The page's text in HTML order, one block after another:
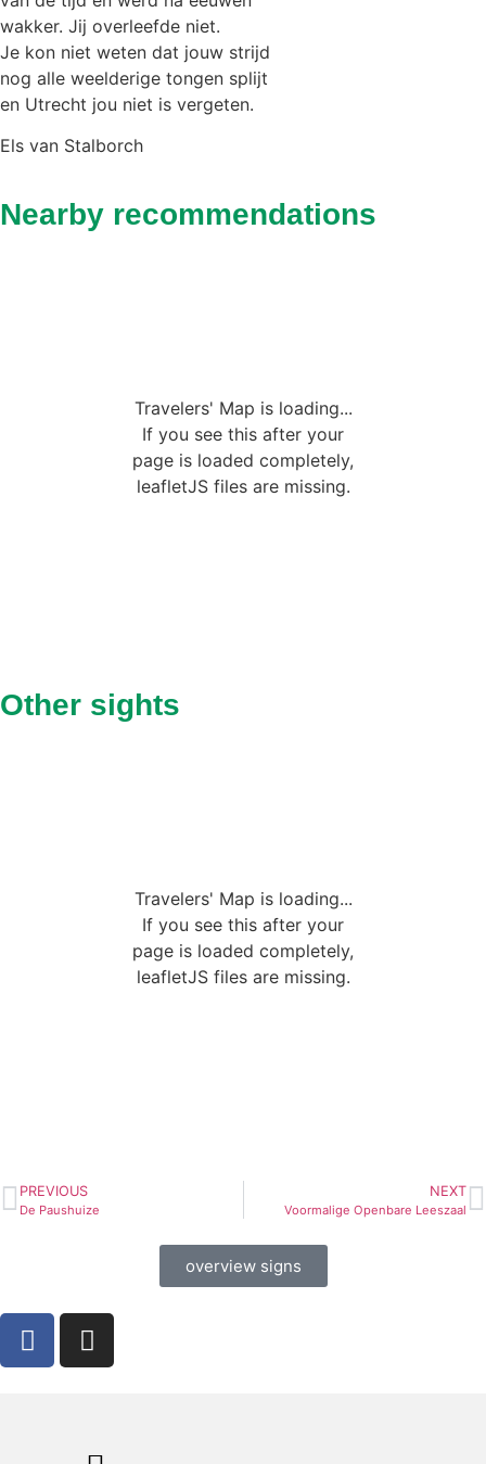
wakker. Jij overleefde niet.
Je kon niet weten dat jouw strijd
nog alle weelderige tongen splijt
en Utrecht jou niet is vergeten.
Els van Stalborch
Nearby recommendations
Travelers' Map is loading...
If you see this after your
page is loaded completely,
leafletJS files are missing.
Other sights
Travelers' Map is loading...
If you see this after your
page is loaded completely,
leafletJS files are missing.
PREVIOUS
De Paushuize
NEXT
Voormalige Openbare Leeszaal
overview signs